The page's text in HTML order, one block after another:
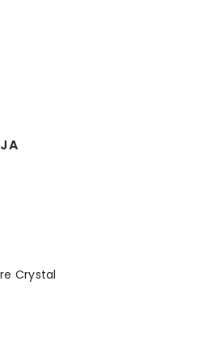
Crystal